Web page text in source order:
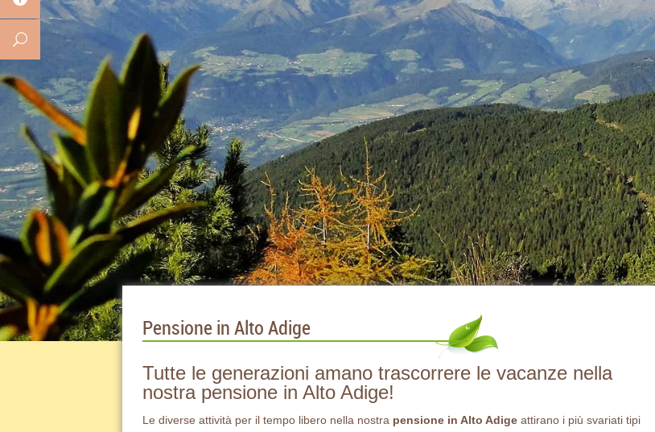
Pensione in Alto Adige
Tutte le generazioni amano trascorrere le vacanze nella
nostra pensione in Alto Adige!
Le diverse attività per il tempo libero nella nostra pensione in Alto Adige attirano i più svariati tipi